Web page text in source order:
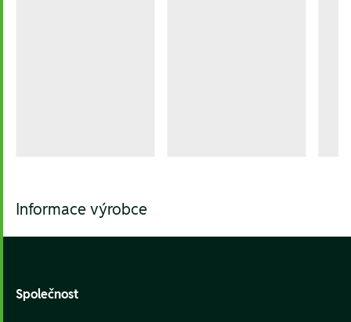
Informace výrobce
Společnost